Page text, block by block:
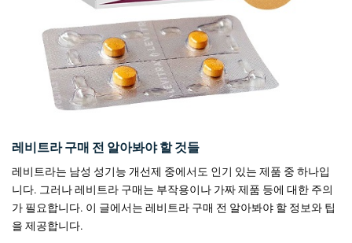
레비트라 구매 전 알아봐야 할 것들
레비트라는 남성 성기능 개선제 중에서도 인기 있는 제품 중 하나입
니다. 그러나 레비트라 구매는 부작용이나 가짜 제품 등에 대한 주의
가 필요합니다. 이 글에서는 레비트라 구매 전 알아봐야 할 정보와 팁
을 제공합니다.